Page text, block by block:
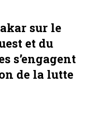
sur le
et du
s’engagent
de la lutte